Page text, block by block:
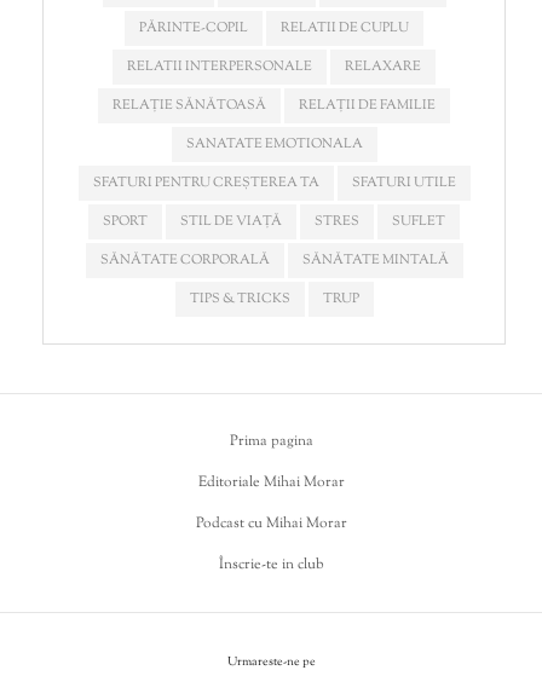
PĂRINTE-COPIL
RELATII DE CUPLU
RELATII INTERPERSONALE
RELAXARE
RELAȚIE SĂNĂTOASĂ
RELAȚII DE FAMILIE
SANATATE EMOTIONALA
SFATURI PENTRU CREȘTEREA TA
SFATURI UTILE
SPORT
STIL DE VIAȚĂ STRES
SUFLET
SĂNĂTATE CORPORALĂ
SĂNĂTATE MINTALĂ
TIPS & TRICKS
TRUP
Prima pagina
Editoriale Mihai Morar
Podcast cu Mihai Morar
Înscrie-te in club
Urmareste-ne pe